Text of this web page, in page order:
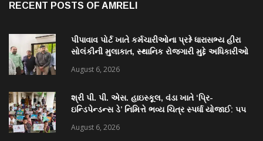
RECENT POSTS OF AMRELI
પીપાવાવ પોર્ટ ખાતે કર્મચારીઓના પ્રશ્ને ધારાસભ્ય હીરા
સોલંકીની મુલાકાત, સ્થાનિક રોજગારી મુદ્દે અધિકારીઓ
August 6, 2026
શ્રી પી. પી. એસ. હાઇસ્કૂલ, વંડા ખાતે ‘પ્રિ-
ઇન્ડિપેન્ડન્સ ડે’ નિમિત્તે ભવ્ય ચિત્ર સ્પર્ધા યોજાઈ: ૫૫
August 6, 2026